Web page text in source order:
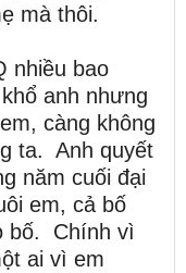
mà thôi.
nhiều bao
anh nhưng
càng không
ta. Anh quyết
năm cuối đại
em, cả bố
bố. Chính vì
ai vì em